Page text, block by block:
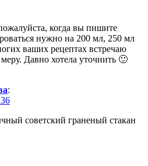
когда вы пишите
нужно на 200 мл, 250 мл
ваших рецептах встречаю
Давно хотела уточнить 🙂
:
советский граненый стакан